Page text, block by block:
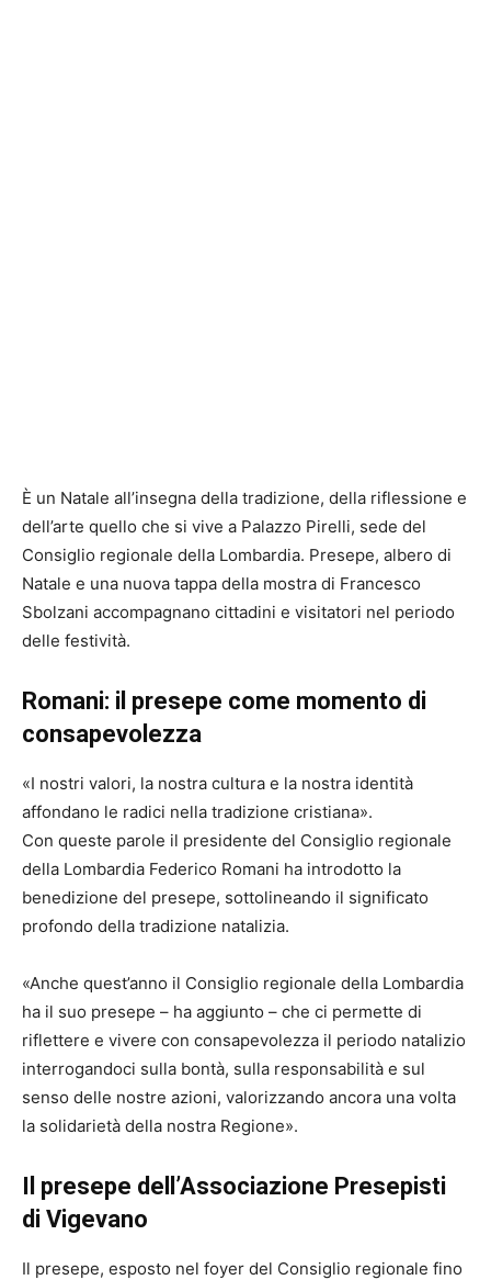
È un Natale all’insegna della tradizione, della riflessione e
dell’arte quello che si vive a Palazzo Pirelli, sede del
Consiglio regionale della Lombardia. Presepe, albero di
Natale e una nuova tappa della mostra di Francesco
Sbolzani accompagnano cittadini e visitatori nel periodo
delle festività.
Romani: il presepe come momento di
consapevolezza
«I nostri valori, la nostra cultura e la nostra identità
affondano le radici nella tradizione cristiana».
Con queste parole il presidente del Consiglio regionale
della Lombardia Federico Romani ha introdotto la
benedizione del presepe, sottolineando il significato
profondo della tradizione natalizia.
«Anche quest’anno il Consiglio regionale della Lombardia
ha il suo presepe – ha aggiunto – che ci permette di
riflettere e vivere con consapevolezza il periodo natalizio
interrogandoci sulla bontà, sulla responsabilità e sul
senso delle nostre azioni, valorizzando ancora una volta
la solidarietà della nostra Regione».
Il presepe dell’Associazione Presepisti
di Vigevano
Il presepe, esposto nel foyer del Consiglio regionale fino